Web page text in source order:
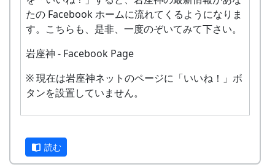
「今なにしてる？」の欄に入力して「投
稿」ボタンをおすだけです。「二日酔い
むのは「友達」だけです。
近況をシェアしよう（応用編）
写真をアップロードして Facebook で公
も簡単にできます。チャレンジしてみま
しょう。
以上でおしまい。
たの Facebook ホームに流れてくるようになりま
す。こちらも、是非、一度のぞいてみて下さい。
岩座神 - Facebook Page
※ 現在は岩座神ネットのページに「いいね！」ボ
タンを設置していません。
読む